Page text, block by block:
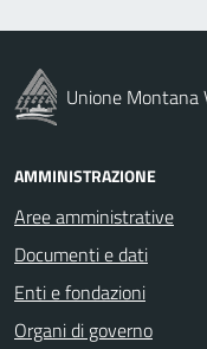
Unione Montana
AMMINISTRAZIONE
Aree amministrative
Documenti e dati
Enti e fondazioni
Organi di governo